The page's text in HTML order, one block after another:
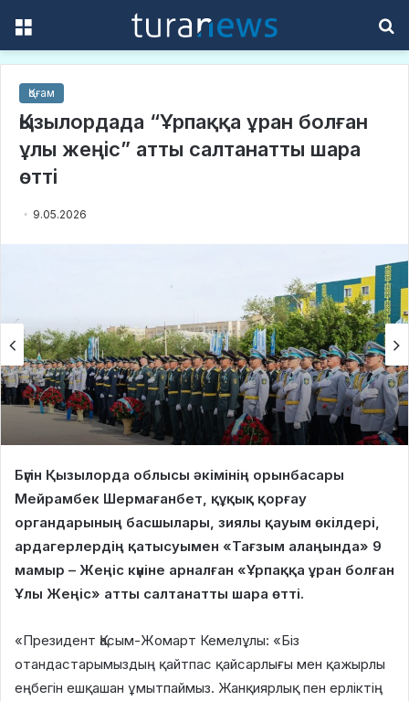
Қоғам
Қызылордада “Ұрпаққа ұран болған
ұлы жеңіс” атты салтанатты шара
өтті
9.05.2026
Бүгін Қызылорда облысы әкімінің орынбасары
Мейрамбек Шермағанбет, құқық қорғау
органдарының басшылары, зиялы қауым өкілдері,
ардагерлердің қатысуымен «Тағзым алаңында» 9
мамыр – Жеңіс күніне арналған «Ұрпаққа ұран болған
Ұлы Жеңіс» атты салтанатты шара өтті.
«Президент Қасым-Жомарт Кемелұлы: «Біз
отандастарымыздың қайтпас қайсарлығы мен қажырлы
еңбегін ешқашан ұмытпаймыз. Жанқиярлық пен ерліктің